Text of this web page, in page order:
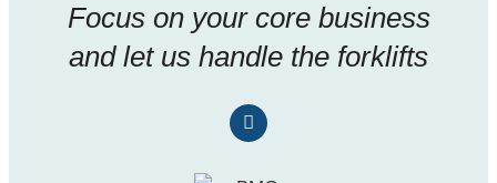
Focus on your core business
and let us handle the forklifts